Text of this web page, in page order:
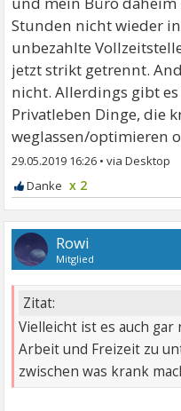
Stunden nicht wieder
unbezahlte
jetzt strikt getrennt.
nicht. Allerdings gibt
Privatleben Dinge, die
weglassen/optimieren
29.05.2019 16:26 •
x 2
Rowi
Mitglied
Zitat:
Vielleicht ist es auch
Arbeit und Freizeit zu
zwischen was krank